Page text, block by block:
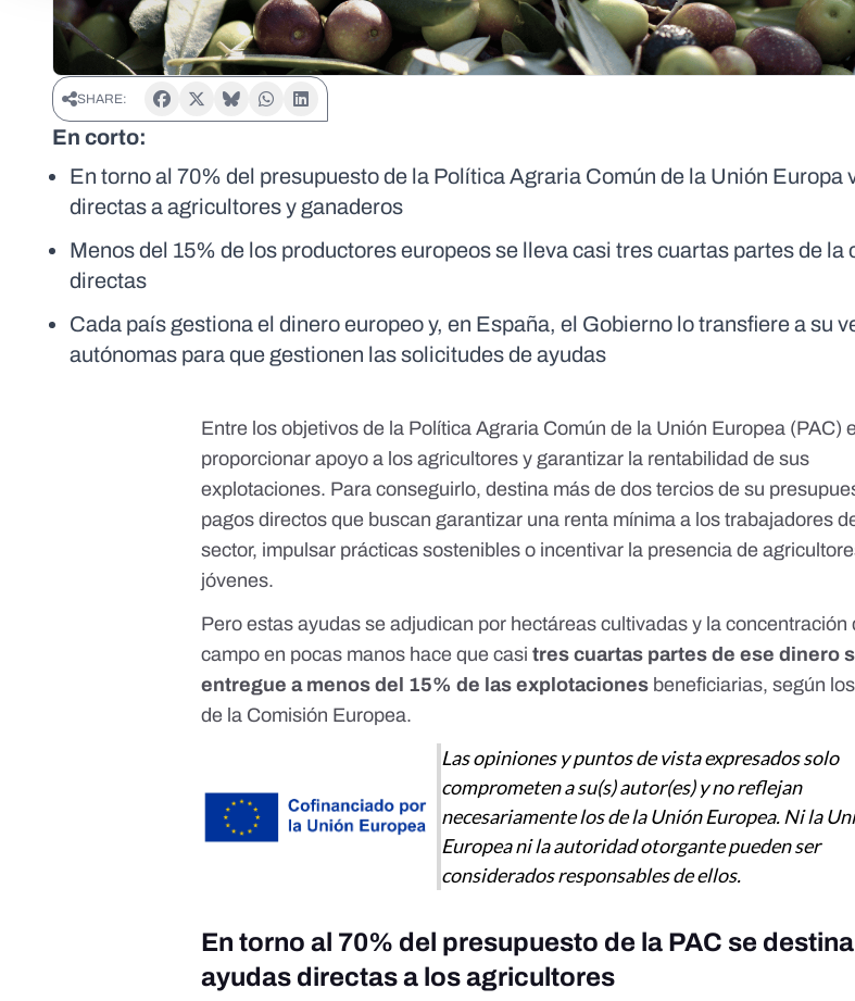
SHARE:
En corto:
En torno al 70% del presupuesto de la Política Agraria Común de la Unión Europa
directas a agricultores y ganaderos
Menos del 15% de los productores europeos se lleva casi tres cuartas partes de la
directas
Cada país gestiona el dinero europeo y, en España, el Gobierno lo transfiere a su
autónomas para que gestionen las solicitudes de ayudas
Entre los objetivos de la Política Agraria Común de la Unión Europea (PAC)
proporcionar apoyo a los agricultores y garantizar la rentabilidad de sus
explotaciones. Para conseguirlo, destina más de dos tercios de su
pagos directos que buscan garantizar una renta mínima a los trabajadores
sector, impulsar prácticas sostenibles o incentivar la presencia de
jóvenes.
Pero estas ayudas se adjudican por hectáreas cultivadas y la concentración
campo en pocas manos hace que casitres cuartas partes de ese dinero
entregue a menos del 15% de las explotaciones beneficiarias, según
de la Comisión Europea.
Las opiniones y puntos de vista expresados solo
comprometen a su(s) autor(es) y no reflejan
necesariamente los de la Unión Europea. Ni la
Europea ni la autoridad otorgante pueden ser
considerados responsables de ellos.
En torno al 70% del presupuesto de la PAC se
ayudas directas a los agricultores